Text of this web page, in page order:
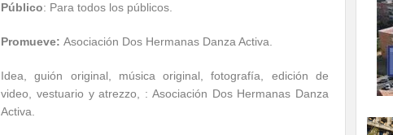
Público: Para todos los públicos.
Promueve: Asociación Dos Hermanas Danza Activa.
Idea, guión original, música original, fotografía, edición de
video, vestuario y atrezzo, : Asociación Dos Hermanas Danza
Activa.